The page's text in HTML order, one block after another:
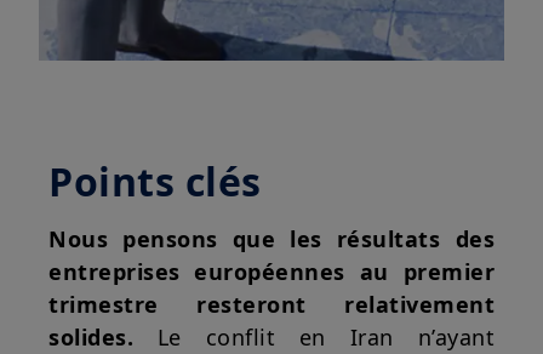
Points clés
Nous pensons que les résultats des
entreprises européennes au premier
trimestre resteront relativement
solides. Le conflit en Iran n’ayant